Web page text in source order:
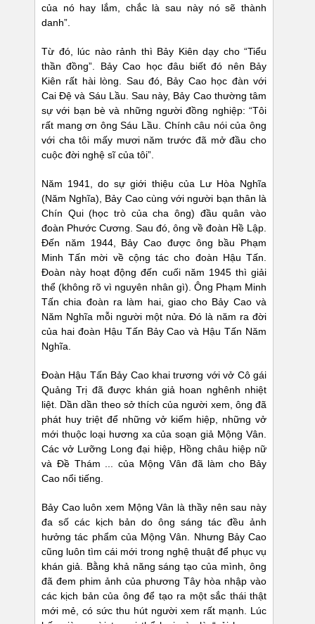
của nó hay lắm, chắc là sau này nó sẽ thành
danh”.
Từ đó, lúc nào rảnh thì Bảy Kiên dạy cho “Tiểu
thần đồng”. Bảy Cao học đâu biết đó nên Bảy
Kiên rất hài lòng. Sau đó, Bảy Cao học đàn với
Cai Đệ và Sáu Lầu. Sau này, Bảy Cao thường tâm
sự với bạn bè và những người đồng nghiệp: “Tôi
rất mang ơn ông Sáu Lầu. Chính câu nói của ông
với cha tôi mấy mươi năm trước đã mở đầu cho
cuộc đời nghệ sĩ của tôi”.
Năm 1941, do sự giới thiệu của Lư Hòa Nghĩa
(Năm Nghĩa), Bảy Cao cùng với người bạn thân là
Chín Qui (học trò của cha ông) đầu quân vào
đoàn Phước Cương. Sau đó, ông về đoàn Hề Lập.
Đến năm 1944, Bảy Cao được ông bầu Phạm
Minh Tấn mời về cộng tác cho đoàn Hậu Tấn.
Đoàn này hoạt động đến cuối năm 1945 thì giải
thể (không rõ vì nguyên nhân gì). Ông Phạm Minh
Tấn chia đoàn ra làm hai, giao cho Bảy Cao và
Năm Nghĩa mỗi người một nửa. Đó là năm ra đời
của hai đoàn Hậu Tấn Bảy Cao và Hậu Tấn Năm
Nghĩa.
Đoàn Hậu Tấn Bảy Cao khai trương với vở Cô gái
Quảng Trị đã được khán giả hoan nghênh nhiệt
liệt. Dần dần theo sở thích của người xem, ông đã
phát huy triệt để những vở kiếm hiệp, những vở
mới thuộc loại hương xa của soạn giả Mộng Vân.
Các vở Lưỡng Long đại hiệp, Hồng châu hiệp nữ
và Đề Thám ... của Mộng Vân đã làm cho Bảy
Cao nổi tiếng.
Bảy Cao luôn xem Mộng Vân là thầy nên sau này
đa số các kịch bản do ông sáng tác đều ảnh
hưởng tác phẩm của Mộng Vân. Nhưng Bảy Cao
cũng luôn tìm cái mới trong nghệ thuật để phục vụ
khán giả. Bằng khả năng sáng tạo của mình, ông
đã đem phim ảnh của phương Tây hòa nhập vào
các kịch bản của ông để tạo ra một sắc thái thật
mới mẻ, có sức thu hút người xem rất mạnh. Lúc